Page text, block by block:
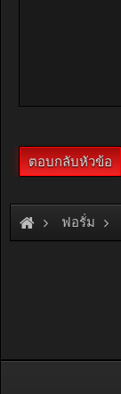
ฟอรั่ม